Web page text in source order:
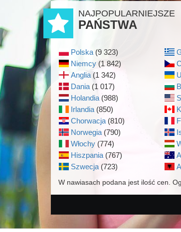
NAJPOPULARNIEJSZE
PAŃSTWA
Polska (9 323)
Niemcy (1 842)
Anglia (1 342)
Dania (1 017)
Holandia (988)
Irlandia (850)
Chorwacja (810)
Norwegia (790)
Włochy (774)
Hiszpania (767)
Szwecja (723)
W nawiasach podana jest ilość cen.